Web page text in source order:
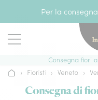
Per la
Consegna fiori
Home› Fioristi › Veneto ›
Consegna di